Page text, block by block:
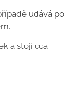
udává po
a stojí cca